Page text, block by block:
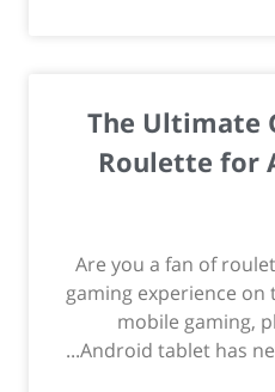
The Ultimate
Roulette for
Are you a fan of
gaming experience on
mobile gaming,
Android tablet has